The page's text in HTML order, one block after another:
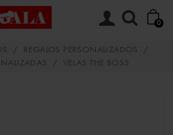
0
/ REGALOS PERSONALIZADOS
/
/ VELAS THE BOSS